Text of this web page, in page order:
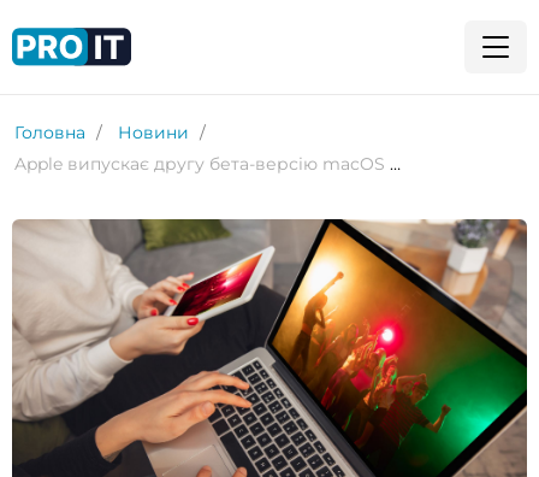
Головна
Новини
Apple випускає другу бета-версію macOS Sequoia для розробників